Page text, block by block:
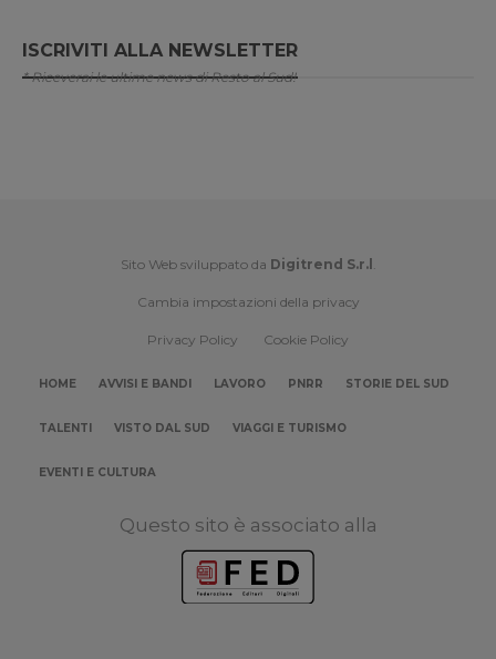
ISCRIVITI ALLA NEWSLETTER
* Riceverai le ultime news di Resto al Sud!
Sito Web sviluppato da Digitrend S.r.l .
Cambia impostazioni della privacy
Privacy Policy Cookie Policy
HOME AVVISI E BANDI LAVORO PNRR STORIE DEL SUD
TALENTI VISTO DAL SUD VIAGGI E TURISMO
EVENTI E CULTURA
Questo sito è associato alla